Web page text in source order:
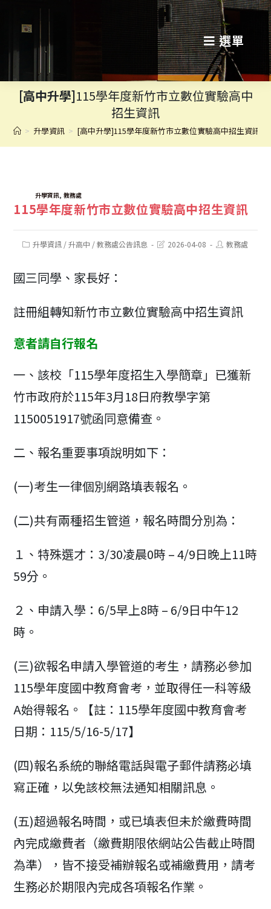
至
選單
[高中升學]115學年度新竹市立數位實驗高中
招生資訊
> 升學資訊 > [高中升學]115學年度新竹市立數位實驗高中招生資訊
TAGS:升學資訊, 教務處
115學年度新竹市立數位實驗高中招生資訊
Post升學資訊 / 升高中 / 教務處公告訊息
Post2026-04-08
Post教務處
國三同學、家長好：
註冊組轉知新竹市立數位實驗高中招生資訊
意者請自行報名
一、該校「115學年度招生入學簡章」已獲新
竹市政府於115年3月18日府教學字第
1150051917號函同意備查。
二、報名重要事項說明如下：
(一)考生一律個別網路填表報名。
(二)共有兩種招生管道，報名時間分別為：
１、特殊選才：3/30凌晨0時 – 4/9日晚上11時
59分。
２、申請入學：6/5早上8時 – 6/9日中午12
時。
(三)欲報名申請入學管道的考生，請務必參加
115學年度國中教育會考，並取得任一科等級
A始得報名。【註：115學年度國中教育會考
日期：115/5/16-5/17】
(四)報名系統的聯絡電話與電子郵件請務必填
寫正確，以免該校無法通知相關訊息。
(五)超過報名時間，或已填表但未於繳費時間
內完成繳費者（繳費期限依網站公告截止時間
為準），皆不接受補辦報名或補繳費用，請考
生務必於期限內完成各項報名作業。